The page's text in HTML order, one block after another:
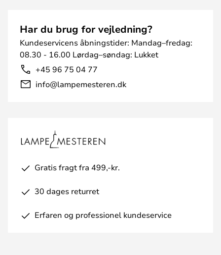
Har du brug for vejledning?
Kundeservicens åbningstider: Mandag–fredag:
08.30 - 16.00 Lørdag–søndag: Lukket
+45 96 75 04 77
info@lampemesteren.dk
Gratis fragt fra 499,-kr.
30 dages returret
Erfaren og professionel kundeservice